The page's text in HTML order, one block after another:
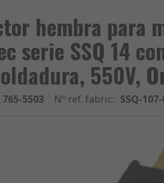
hembra para
serie SSQ 14
550V,
765-5503 Nº ref. fabric.: SSQ-